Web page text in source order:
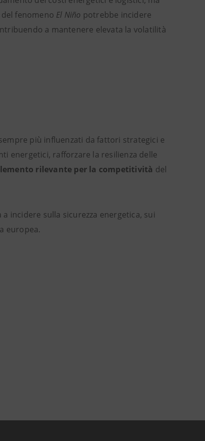
fenomeno El Niño potrebbe incidere
a mantenere elevata la volatilità
più influenzati da fattori strategici e
energetici, rafforzare la resilienza delle
rilevante per la competitività del
incidere sulla sicurezza energetica, sui
europea.